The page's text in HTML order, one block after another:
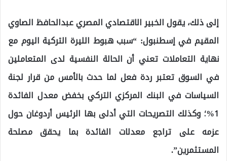
إلى ذلك، يقول الخبير الاقتصادي المصري عبدالحافظ الصاوي
المقيم في إسطنبول: “سبب هبوط الليرة التركية اليوم مع
نهاية التعاملات تعني أن الحالة النفسية لدى المتعاملين
في السوق تعتبر ردة فعل لما حدث بالأمس من قرار لجنة
السياسات في البنك المركزي التركي بخفض معدل الفائدة
1%؛ وكذلك التصريحات التي أدلى بها الرئيس أردوغان حول
عزمه على تراجع معدلات الفائدة بما يحقق مصلحة
المستثمرين”.